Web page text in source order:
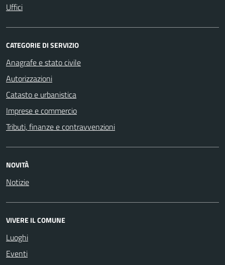
Uffici
CATEGORIE DI SERVIZIO
Anagrafe e stato civile
Autorizzazioni
Catasto e urbanistica
Imprese e commercio
Tributi, finanze e contravvenzioni
NOVITÀ
Notizie
VIVERE IL COMUNE
Luoghi
Eventi